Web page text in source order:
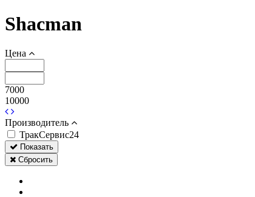
Shacman
Цена
7000
10000
Производитель
ТракСервис24
Показать
Сбросить